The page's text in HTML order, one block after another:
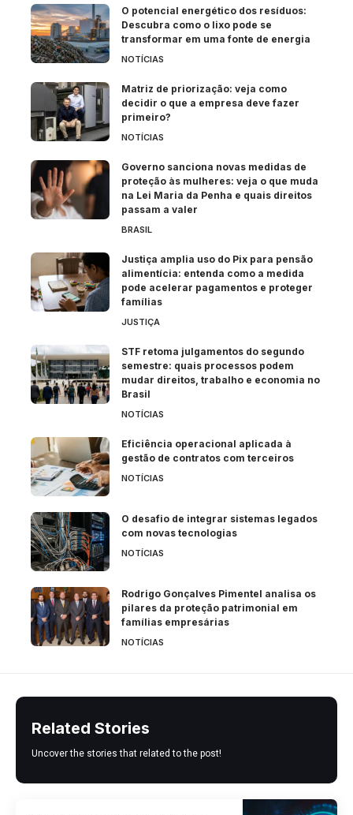
O potencial energético dos resíduos:
Descubra como o lixo pode se
transformar em uma fonte de energia
NOTÍCIAS
Matriz de priorização: veja como
decidir o que a empresa deve fazer
primeiro?
NOTÍCIAS
Governo sanciona novas medidas de
proteção às mulheres: veja o que muda
na Lei Maria da Penha e quais direitos
passam a valer
BRASIL
Justiça amplia uso do Pix para pensão
alimentícia: entenda como a medida
pode acelerar pagamentos e proteger
famílias
JUSTIÇA
STF retoma julgamentos do segundo
semestre: quais processos podem
mudar direitos, trabalho e economia no
Brasil
NOTÍCIAS
Eficiência operacional aplicada à
gestão de contratos com terceiros
NOTÍCIAS
O desafio de integrar sistemas legados
com novas tecnologias
NOTÍCIAS
Rodrigo Gonçalves Pimentel analisa os
pilares da proteção patrimonial em
famílias empresárias
NOTÍCIAS
Related Stories
Uncover the stories that related to the post!